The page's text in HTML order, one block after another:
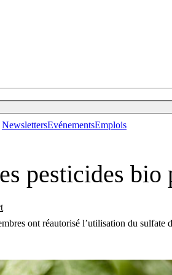
NewslettersEvénementsEmplois
pesticides
ont réautorisé l’utilisation du